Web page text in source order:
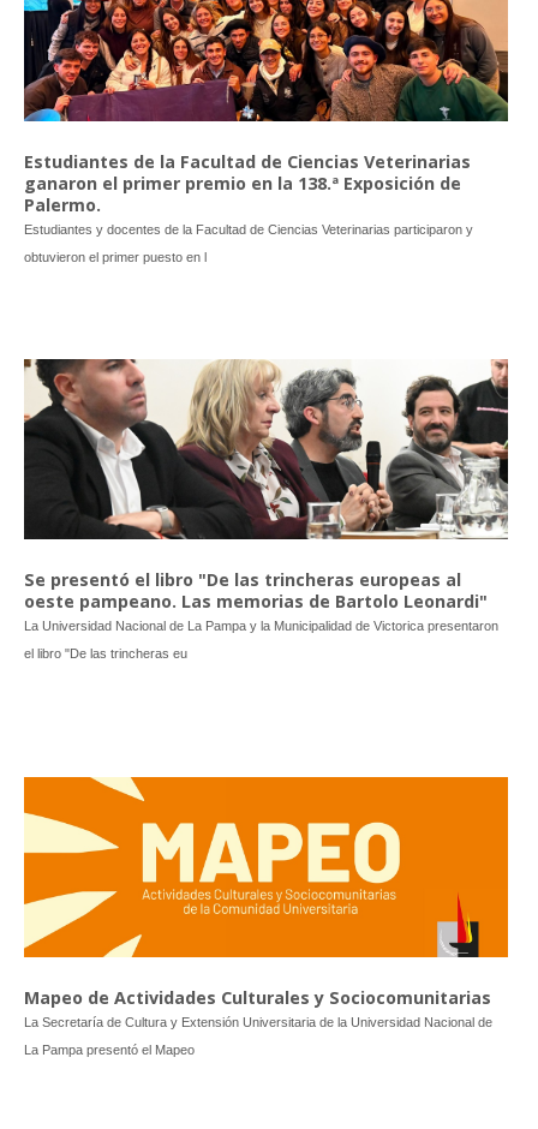
Estudiantes de la Facultad de Ciencias Veterinarias
ganaron el primer premio en la 138.ª Exposición de
Palermo.
Estudiantes y docentes de la Facultad de Ciencias Veterinarias participaron y
obtuvieron el primer puesto en l
Se presentó el libro "De las trincheras europeas al
oeste pampeano. Las memorias de Bartolo Leonardi"
La Universidad Nacional de La Pampa y la Municipalidad de Victorica presentaron
el libro "De las trincheras eu
Mapeo de Actividades Culturales y Sociocomunitarias
La Secretaría de Cultura y Extensión Universitaria de la Universidad Nacional de
La Pampa presentó el Mapeo